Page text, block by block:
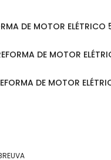
DE MOTOR ELÉTRICO
REFORMA DE MOTOR
REFORMA DE MOTOR